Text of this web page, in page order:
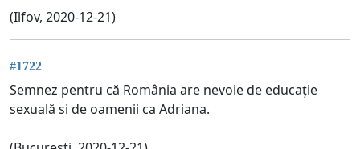
(Ilfov, 2020-12-21)
#1722
Semnez pentru că România are nevoie de educație
sexuală si de oamenii ca Adriana.